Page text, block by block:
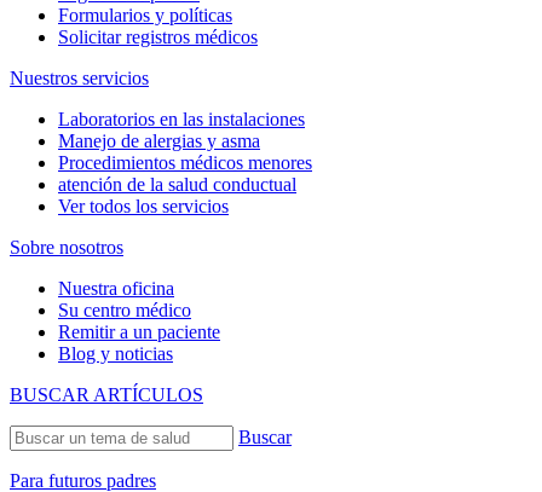
Formularios y políticas
Solicitar registros médicos
Nuestros servicios
Laboratorios en las instalaciones
Manejo de alergias y asma
Procedimientos médicos menores
atención de la salud conductual
Ver todos los servicios
Sobre nosotros
Nuestra oficina
Su centro médico
Remitir a un paciente
Blog y noticias
BUSCAR ARTÍCULOS
Buscar
Para futuros padres